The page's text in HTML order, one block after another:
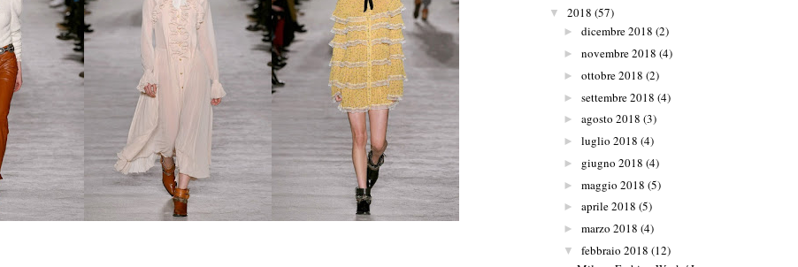
▼ 2018 (57)
► dicembre 2018 (2)
► novembre 2018 (4)
► ottobre 2018 (2)
► settembre 2018 (4)
► agosto 2018 (3)
► luglio 2018 (4)
► giugno 2018 (4)
► maggio 2018 (5)
► aprile 2018 (5)
► marzo 2018 (4)
▼ febbraio 2018 (12)